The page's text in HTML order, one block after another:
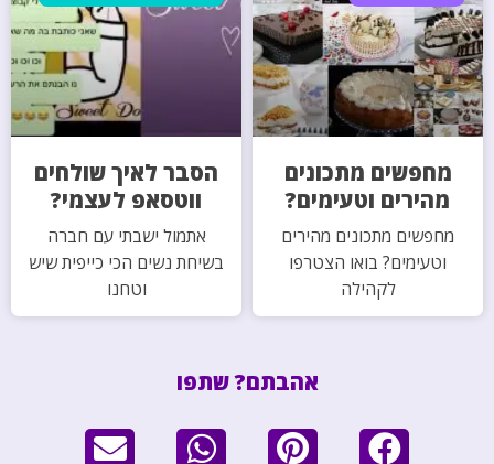
מחפשים מתכונים
מהירים וטעימים?
מחפשים מתכונים מהירים
וטעימים? בואו הצטרפו
לקהילה
הסבר לאיך שולחים
ווטסאפ לעצמי?
אתמול ישבתי עם חברה
בשיחת נשים הכי כייפית שיש
וטחנו
אהבתם? שתפו